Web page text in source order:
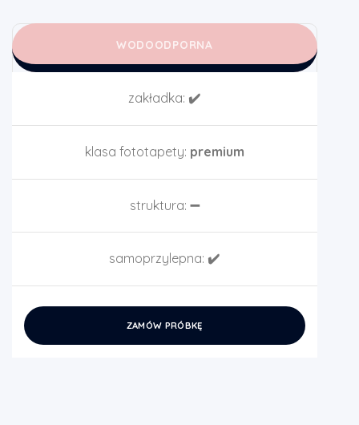
WODOODPORNA
zakładka: ✔️
klasa fototapety: premium
struktura: ➖
samoprzylepna: ✔️
ZAMÓW PRÓBKĘ